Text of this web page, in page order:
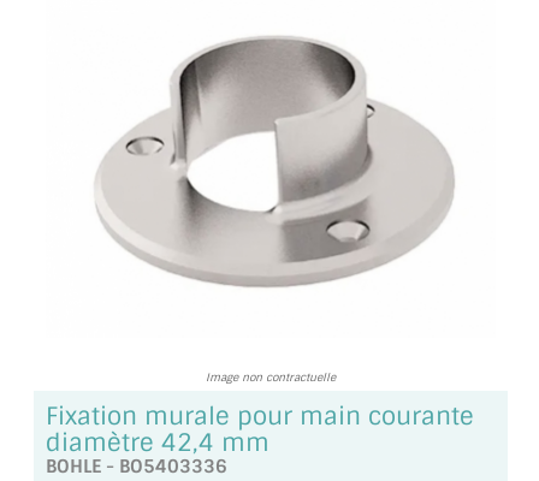
SUIVI DE DEVIS
SUIVI DE COMMANDE
TOUS LES TARIFS AU M2
GUIDE : CHOIX PAR UTILISATION
INSPIRATIONS ET NOUVEAUTÉS
MIROIRS VIEILLIS AMBIANCE BRASSERIE
MIROIR SUR MESURE
Image non contractuelle
Fixation murale pour main courante
diamètre 42,4 mm
BOHLE - BO5403336